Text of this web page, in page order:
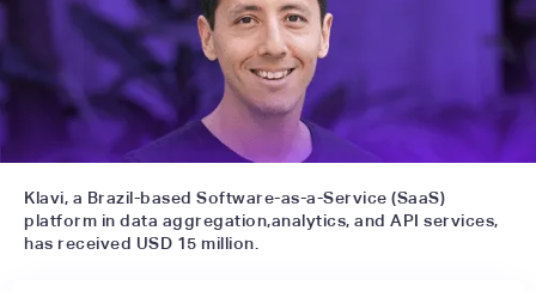
Klavi, a Brazil-based Software-as-a-Service (SaaS)
platform in data aggregation,analytics, and API services,
has received USD 15 million.